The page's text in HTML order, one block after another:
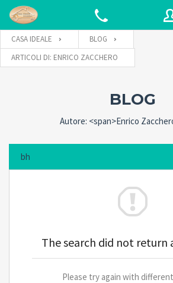
Password
Connect with:
Remember me
CASA IDEALE
BLOG
ARTICOLI DI: ENRICO ZACCHERO
BLOG
Autore: <span>Enrico
bh
The search did not return
Please try again with